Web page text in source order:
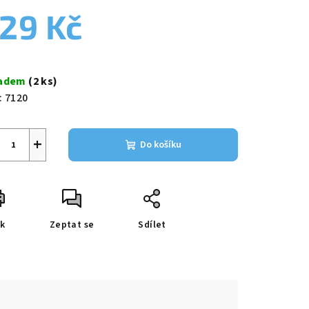
Kč
(2 ks)
7120
+ Do košíku
Zeptat se Sdílet